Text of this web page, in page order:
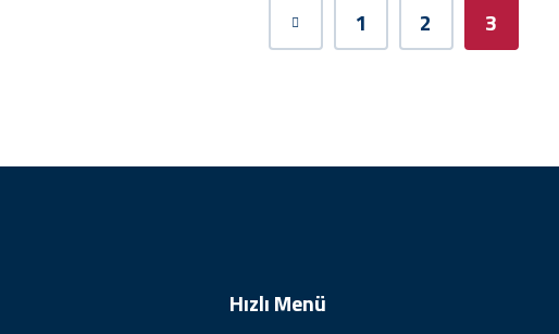
1 2 3
Hızlı Menü